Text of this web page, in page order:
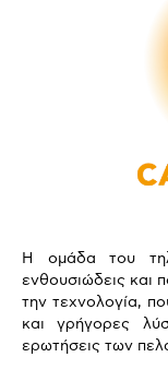
Η ομάδα του
ενθουσιώδεις και
την τεχνολογία,
και γρήγορες
ερωτήσεις των